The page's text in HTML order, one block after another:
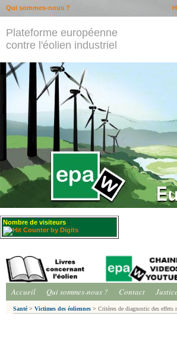
Plateforme européenne
contre l'éolien industriel
Nombre de visiteurs :
Accueil Qui sommes-nous ? Contact Justice
Santé > Victimes des éoliennes > Critères de diagnostic des effets
Qui sommes-nous ?